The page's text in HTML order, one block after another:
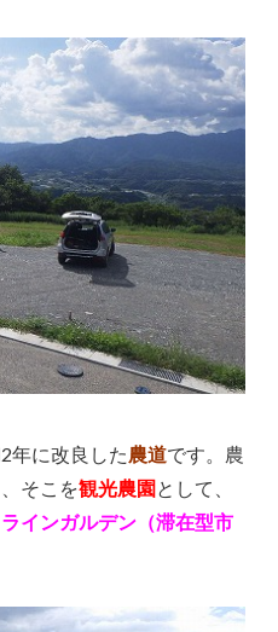
年に改良した農道です。農
そこを観光農園として、
インガルデン（滞在型市